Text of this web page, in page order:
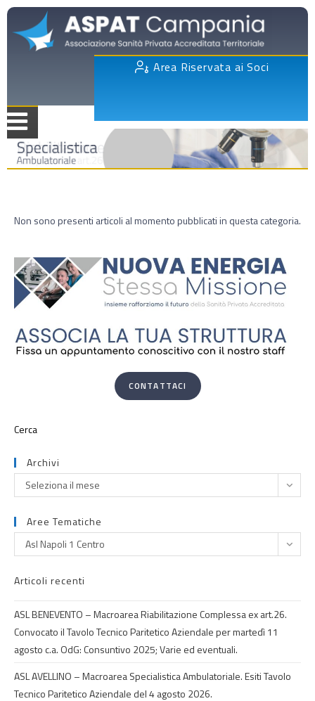
Area Riservata ai Soci
Non sono presenti articoli al momento pubblicati in questa categoria.
CONTATTACI
Archivi
Seleziona il mese
Aree Tematiche
Asl Napoli 1 Centro
Articoli recenti
ASL BENEVENTO – Macroarea Riabilitazione Complessa ex art.26.
Convocato il Tavolo Tecnico Paritetico Aziendale per martedì 11
agosto c.a. OdG: Consuntivo 2025; Varie ed eventuali.
ASL AVELLINO – Macroarea Specialistica Ambulatoriale. Esiti Tavolo
Tecnico Paritetico Aziendale del 4 agosto 2026.